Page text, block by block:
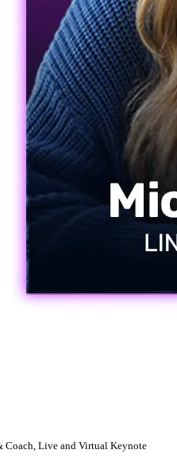
Live and Virtual Keynote